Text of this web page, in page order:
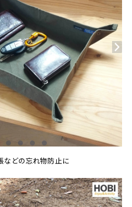
などの忘れ物防止に